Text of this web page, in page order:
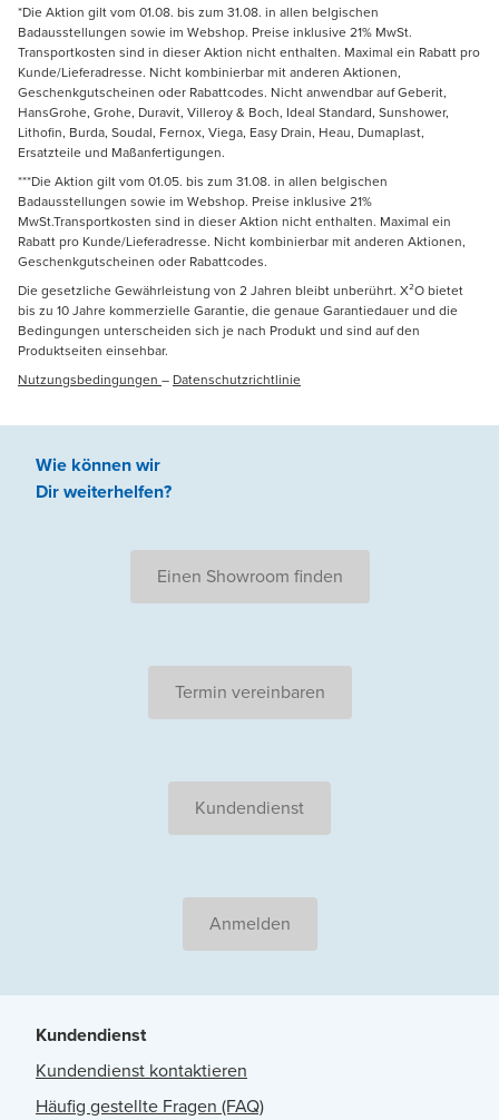
*Die Aktion gilt vom 01.08. bis zum 31.08. in allen belgischen
Badausstellungen sowie im Webshop. Preise inklusive 21% MwSt.
Transportkosten sind in dieser Aktion nicht enthalten. Maximal ein Rabatt pro
Kunde/Lieferadresse. Nicht kombinierbar mit anderen Aktionen,
Geschenkgutscheinen oder Rabattcodes. Nicht anwendbar auf Geberit,
HansGrohe, Grohe, Duravit, Villeroy & Boch, Ideal Standard, Sunshower,
Lithofin, Burda, Soudal, Fernox, Viega, Easy Drain, Heau, Dumaplast,
Ersatzteile und Maßanfertigungen.
***Die Aktion gilt vom 01.05. bis zum 31.08. in allen belgischen
Badausstellungen sowie im Webshop. Preise inklusive 21%
MwSt.Transportkosten sind in dieser Aktion nicht enthalten. Maximal ein
Rabatt pro Kunde/Lieferadresse. Nicht kombinierbar mit anderen Aktionen,
Geschenkgutscheinen oder Rabattcodes.
Die gesetzliche Gewährleistung von 2 Jahren bleibt unberührt. X²O bietet
bis zu 10 Jahre kommerzielle Garantie, die genaue Garantiedauer und die
Bedingungen unterscheiden sich je nach Produkt und sind auf den
Produktseiten einsehbar.
Nutzungsbedingungen – Datenschutzrichtlinie
Wie können wir
Dir weiterhelfen?
Einen Showroom finden
Termin vereinbaren
Kundendienst
Anmelden
Kundendienst
Kundendienst kontaktieren
Häufig gestellte Fragen (FAQ)